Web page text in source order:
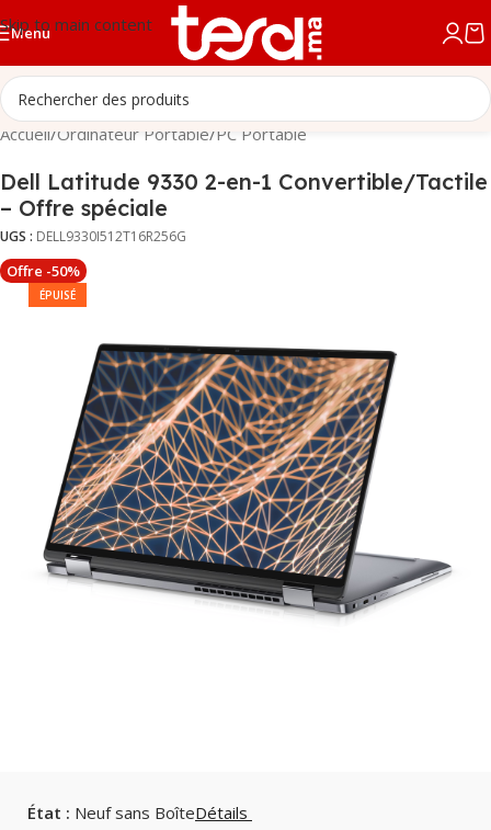
Skip to main content
Menu
Accueil/Ordinateur Portable/PC Portable
Dell Latitude 9330 2-en-1 Convertible/Tactile
– Offre spéciale
UGS : DELL9330I512T16R256G
Offre -50%
ÉPUISÉ
État : Neuf sans BoîteDétails